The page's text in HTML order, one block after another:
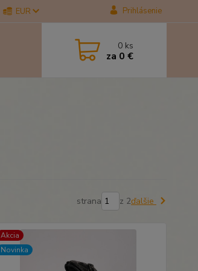
EUR Prihlásenie
0 ks
za 0 €
strana z 2ďalšie
Akcia
Novinka